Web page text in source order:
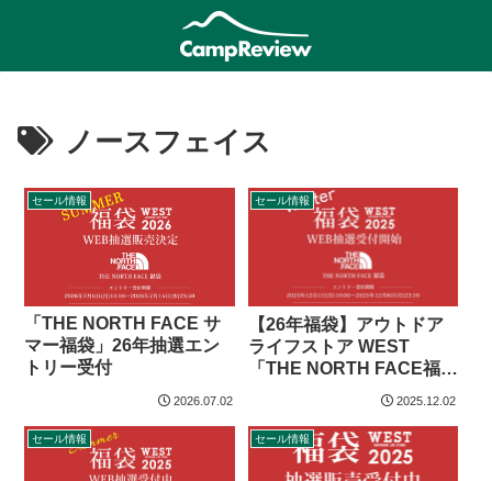
ノースフェイス
セール情報
「THE NORTH FACE サ
マー福袋」26年抽選エン
トリー受付
2026.07.02
セール情報
【26年福袋】アウトドア
ライフストア WEST
「THE NORTH FACE福
2025.12.02
セール情報 セール情報